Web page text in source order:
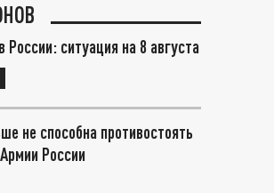
России: ситуация на 8 августа
не способна противостоять
России